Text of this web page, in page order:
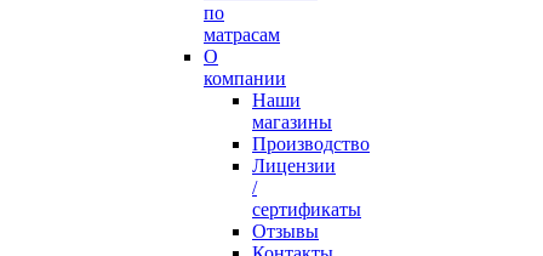
по
матрасам
О
компании
Наши
магазины
Производство
Лицензии
/
сертификаты
Отзывы